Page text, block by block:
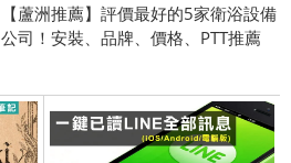
【蘆洲推薦】評價最好的5家衛浴設備
公司！安裝、品牌、價格、PTT推薦